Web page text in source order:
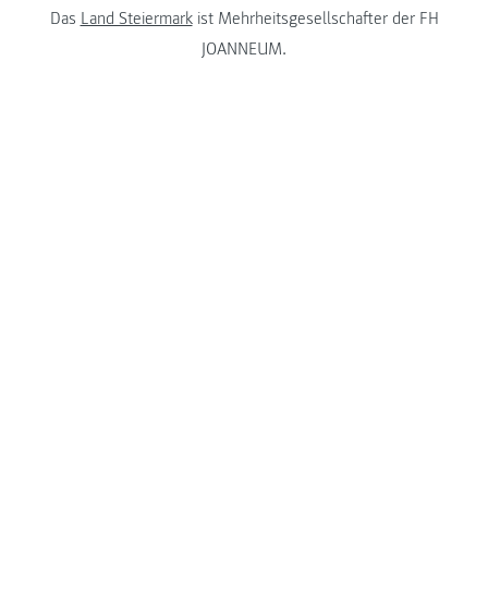
Das Land Steiermarkist Mehrheitsgesellschafter der FH
JOANNEUM.